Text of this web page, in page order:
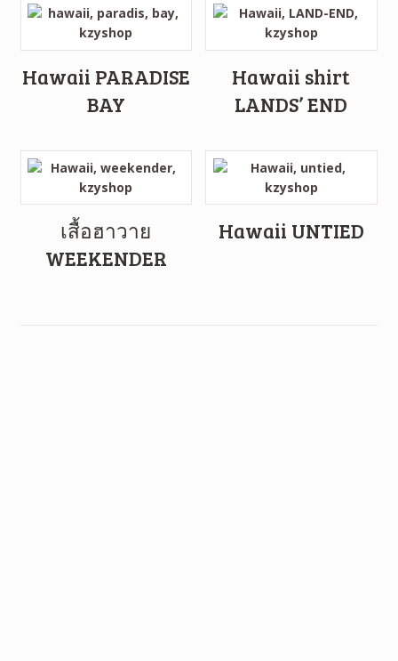
Hawaii PARADISE
BAY
Hawaii shirt
LANDS’ END
เสื้อฮาวาย
WEEKENDER
Hawaii UNTIED